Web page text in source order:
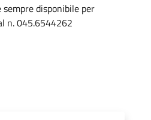
disponibile per
n. 045.6544262